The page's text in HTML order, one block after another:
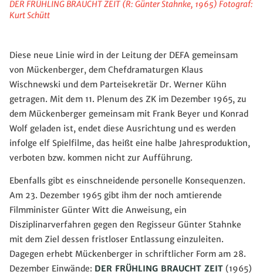
DER FRÜHLING BRAUCHT ZEIT (R: Günter Stahnke, 1965) Fotograf:
Kurt Schütt
Diese neue Linie wird in der Leitung der DEFA gemeinsam
von Mückenberger, dem Chefdramaturgen Klaus
Wischnewski und dem Parteisekretär Dr. Werner Kühn
getragen. Mit dem 11. Plenum des ZK im Dezember 1965, zu
dem Mückenberger gemeinsam mit Frank Beyer und Konrad
Wolf geladen ist, endet diese Ausrichtung und es werden
infolge elf Spielfilme, das heißt eine halbe Jahresproduktion,
verboten bzw. kommen nicht zur Aufführung.
Ebenfalls gibt es einschneidende personelle Konsequenzen.
Am 23. Dezember 1965 gibt ihm der noch amtierende
Filmminister Günter Witt die Anweisung, ein
Disziplinarverfahren gegen den Regisseur Günter Stahnke
mit dem Ziel dessen fristloser Entlassung einzuleiten.
Dagegen erhebt Mückenberger in schriftlicher Form am 28.
Dezember Einwände: DER FRÜHLING BRAUCHT ZEIT (1965)